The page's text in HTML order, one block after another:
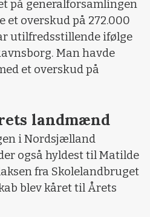
på generalforsamlingen
et overskud på 272.000
utilfredsstillende ifølge
Man havde
et overskud på
landmænd
i Nordsjælland
også hyldest til Matilde
fra Skolelandbruget
blev kåret til Årets